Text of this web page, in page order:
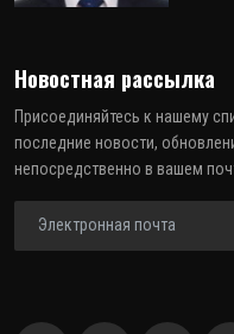
Новостная рассылка
Присоединяйтесь к нашему
последние новости,
непосредственно в вашем